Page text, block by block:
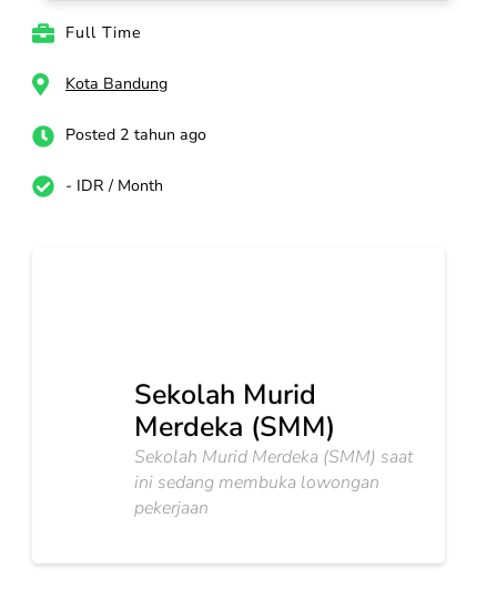
Full Time
Kota Bandung
Posted 2 tahun ago
- IDR / Month
Sekolah Murid
Merdeka (SMM)
Sekolah Murid Merdeka (SMM) saat
ini sedang membuka lowongan
pekerjaan